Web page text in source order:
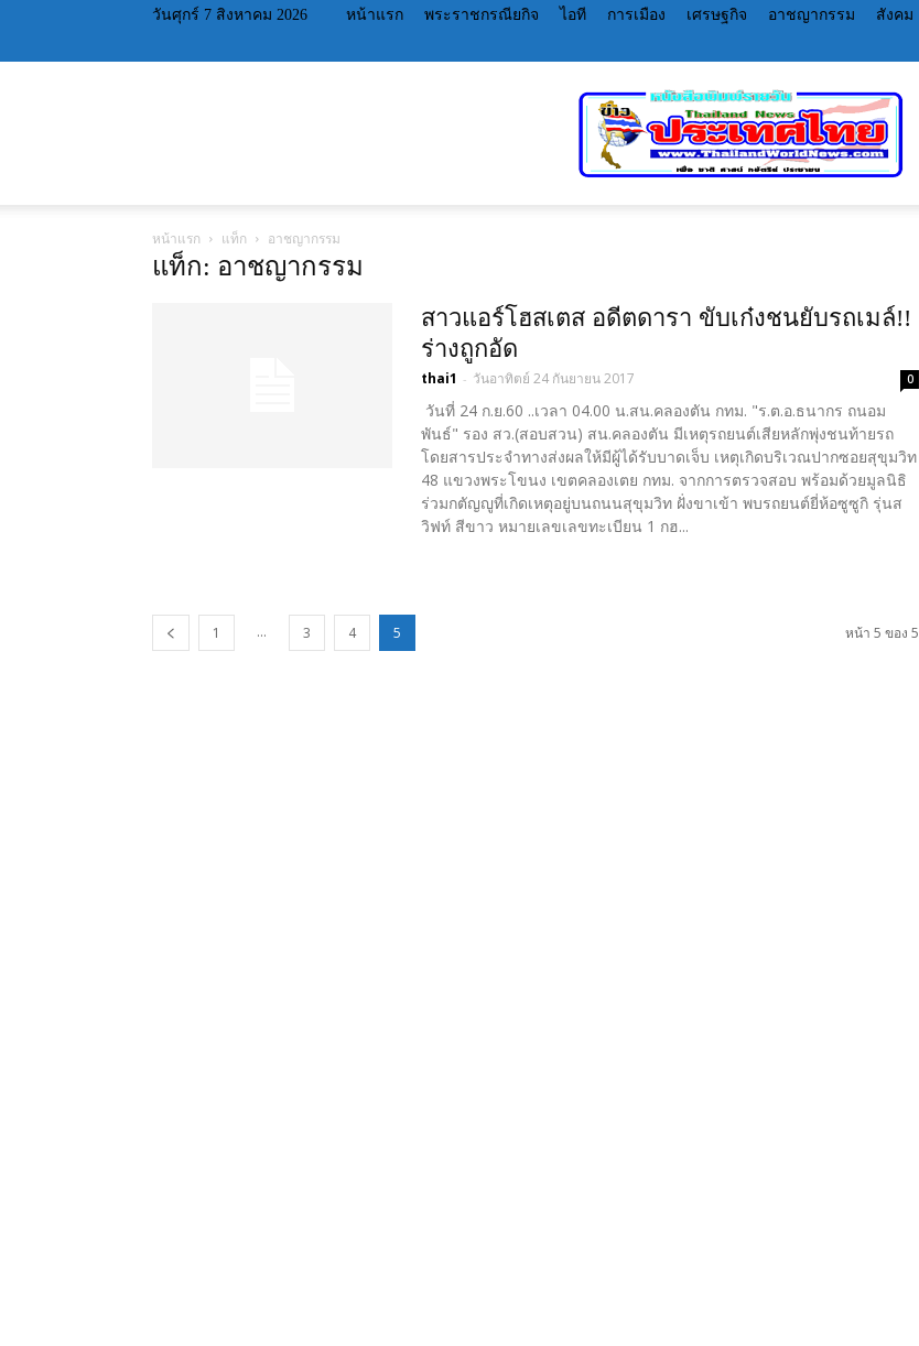
วันศุกร์ 7 สิงหาคม 2026 หน้าแรก พระราชกรณียกิจ ไอที การเมือง เศรษฐกิจ อาชญากรรม สังคม
หน้าแรก แท็ก อาชญากรรม
แท็ก: อาชญากรรม
สาวแอร์โฮสเตส อดีตดารา ขับเก๋งชนยับรถเมล์!!
ร่างถูกอัด
thai1 - วันอาทิตย์ 24 กันยายน 2017 0
วันที่ 24 ก.ย.60 ..เวลา 04.00 น.สน.คลองตัน กทม. "ร.ต.อ.ธนากร ถนอม
พันธ์" รอง สว.(สอบสวน) สน.คลองตัน มีเหตุรถยนต์เสียหลักพุ่งชนท้ายรถ
โดยสารประจำทางส่งผลให้มีผู้ได้รับบาดเจ็บ เหตุเกิดบริเวณปากซอยสุขุมวิท
48 แขวงพระโขนง เขตคลองเตย กทม. จากการตรวจสอบ พร้อมด้วยมูลนิธิ
ร่วมกตัญญูที่เกิดเหตุอยู่บนถนนสุขุมวิท ฝั่งขาเข้า พบรถยนต์ยี่ห้อซูซูกิ รุ่นส
วิฟท์ สีขาว หมายเลขเลขทะเบียน 1 กฮ...
1 ... 3 4 5 หน้า 5 ของ 5